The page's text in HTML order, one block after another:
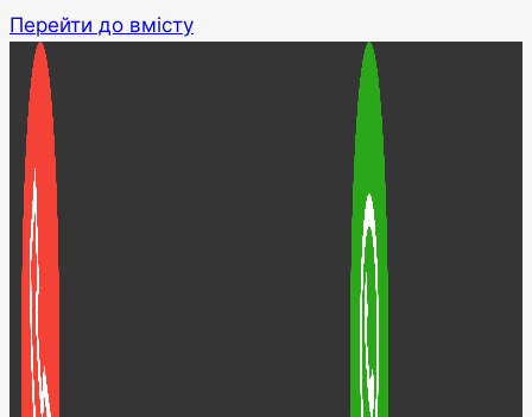
Перейти до вмісту